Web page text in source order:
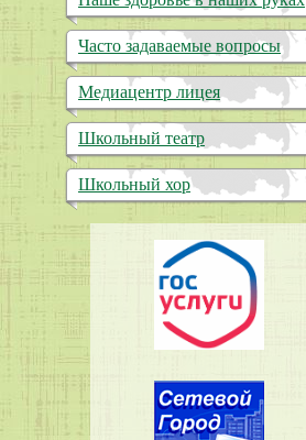
Часто задаваемые вопросы
Медиацентр лицея
Школьный театр
Школьный хор